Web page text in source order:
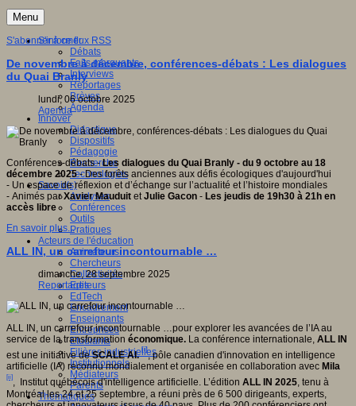
Menu
S'informer
Débats
Faits marquants
Interviews
Reportages
Brèves
Agenda
Innover
Didactique
Dispositifs
Pédagogie
Recherche
Technologies
Savoir(s)
Analyses
Conférences
Outils
Pratiques
Acteurs de l'éducation
Animateurs
Chercheurs
Collectivités
Editeurs
EdTech
Encadrement
Enseignants
Entreprises
Etudiants
Filières industrielles
Institutionnels
Médiateurs
Parents
Thématiques
S'abonner à ce flux RSS
De novembre à décembre, conférences-débats : Les dialogues
du Quai Branly
lundi, 06 octobre 2025
Agenda
Conférences-débats -Les dialogues du Quai Branly - du 9 octobre au 18
décembre 2025- Des forêts anciennes aux défis écologiques d'aujourd'hui
- Un espace de réflexion et d’échange sur l’actualité et l’histoire mondiales
- Animés parXavier Mauduit etJulie Gacon - Les jeudis de 19h30 à 21h en
accès libre
En savoir plus...
ALL IN, un carrefour incontournable …
dimanche, 28 septembre 2025
Reportages
ALL IN, un carrefour incontournable …pour explorer les avancées de l’IA au
service de la transformation économique. La conférence internationale, ALL IN
est une initiative deSCALE AI.
[i]
, pôle canadien d'innovation en intelligence
artificielle (IA) reconnu mondialement et organisée en collaboration avec Mila
[ii]
, Institut québécois d'intelligence artificielle. L’édition ALL IN 2025, tenu à
Montréal les 24 et 25 septembre, a réuni près de 6 500 dirigeants, experts,